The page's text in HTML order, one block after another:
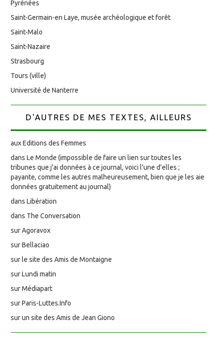
Pyrénées
Saint-Germain-en Laye, musée archéologique et forêt
Saint-Malo
Saint-Nazaire
Strasbourg
Tours (ville)
Université de Nanterre
D'AUTRES DE MES TEXTES, AILLEURS
aux Editions des Femmes
dans Le Monde (impossible de faire un lien sur toutes les
tribunes que j'ai données à ce journal, voici l'une d'elles ;
payante, comme les autres malheureusement, bien que je les aie
données gratuitement au journal)
dans Libération
dans The Conversation
sur Agoravox
sur Bellaciao
sur le site des Amis de Montaigne
sur Lundi matin
sur Médiapart
sur Paris-Luttes.Info
sur un site des Amis de Jean Giono